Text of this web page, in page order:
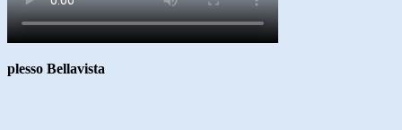
plesso Bellavista